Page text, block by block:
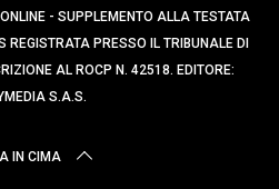
- SUPPLEMENTO ALLA TESTATA
REGISTRATA PRESSO IL TRIBUNALE DI
AL ROCP N. 42518. EDITORE:
S.A.S.
IN CIMA